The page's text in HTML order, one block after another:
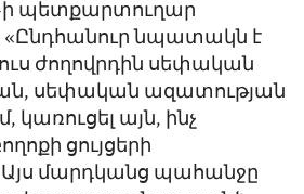
ի պետքարտուղար
«Ընդհանուր նպատակն է
ժողովրդին սեփական
սեփական ազատության
կառուցել այն, ինչ
ցույցերի
Այս մարդկանց պահանջը